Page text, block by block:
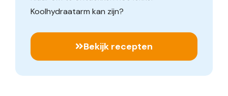
Koolhydraatarm kan zijn?
Bekijk recepten